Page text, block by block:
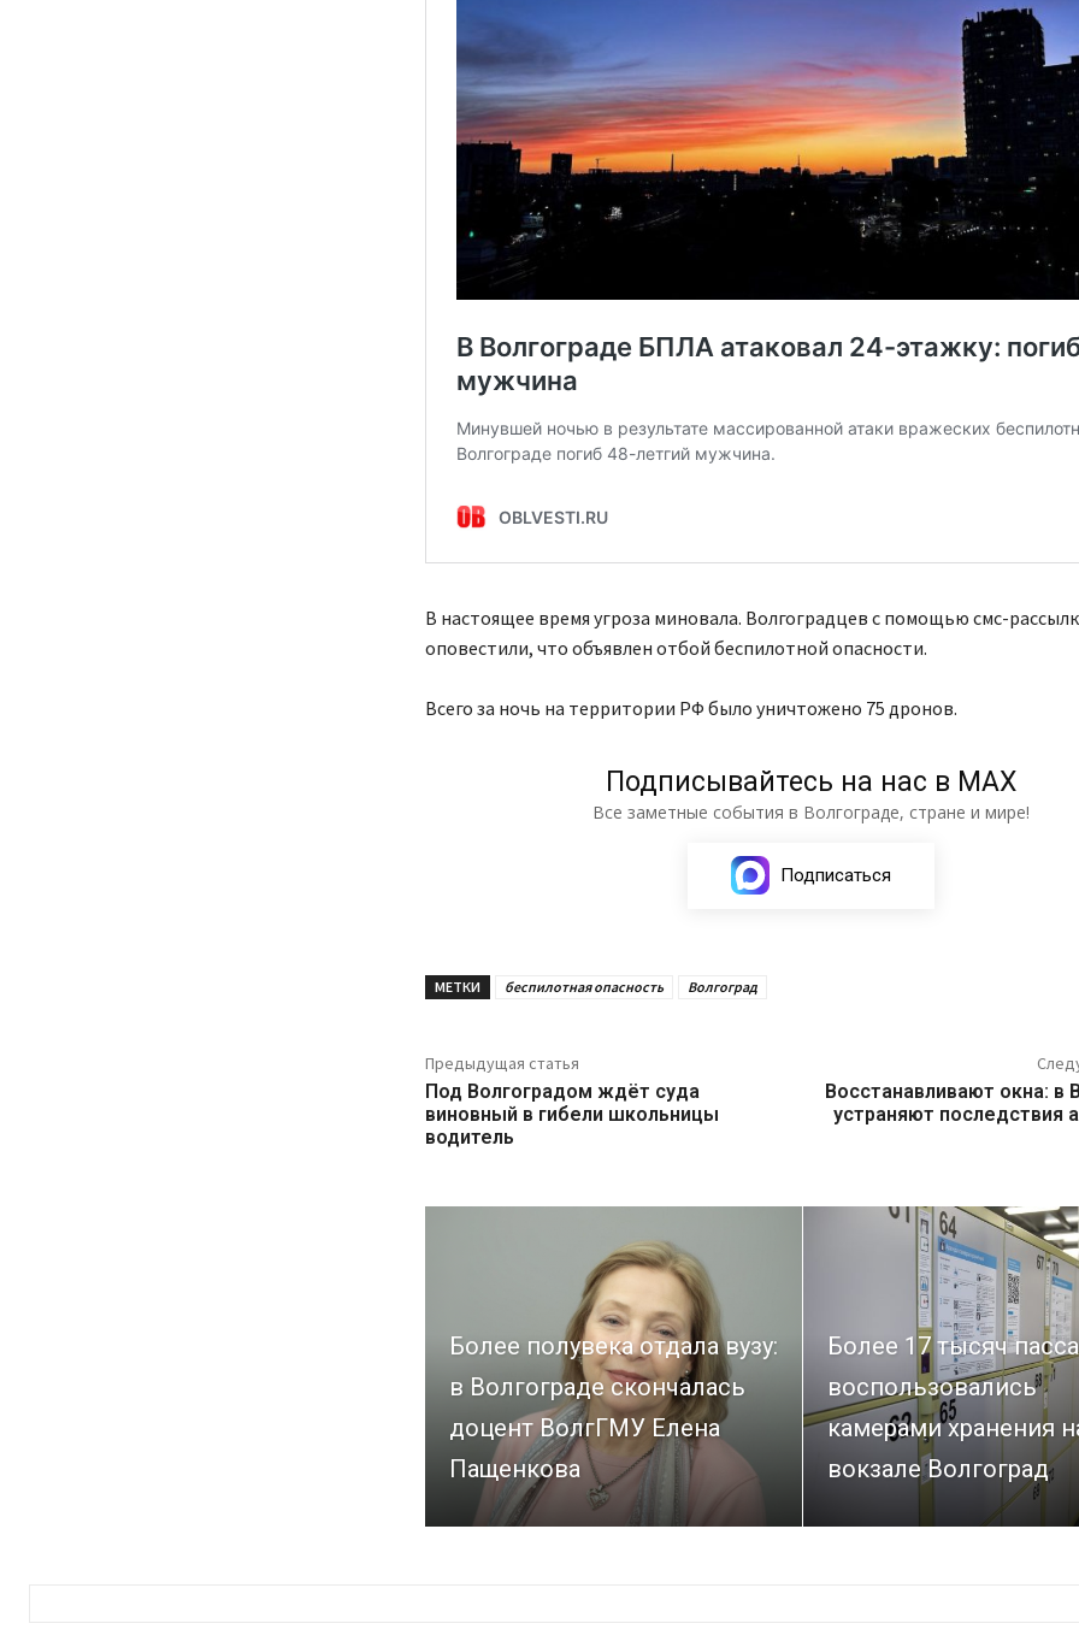
В настоящее время угроза миновала. Волгоградцев с помощью смс-
оповестили, что объявлен отбой беспилотной опасности.
Всего за ночь на территории РФ было уничтожено 75 дронов.
Подписывайтесь на нас в МАХ
Все заметные события в Волгограде, стране и мире!
Подписаться
МЕТКИ беспилотная опасность Волгоград
Предыдущая статья
Под Волгоградом ждёт суда
виновный в гибели школьницы
водитель
Восстанавливают окна: в
устраняют последствия
Более полувека отдала вузу:
в Волгограде скончалась
доцент ВолгГМУ Елена
Пащенкова
Более 17 тысяч
воспользовались
камерами хранения
вокзале Волгоград